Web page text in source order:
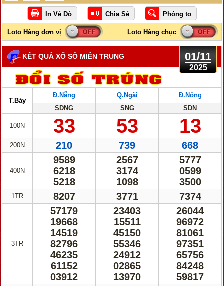
KẾT QUẢ XỔ SỐ MIỀN TRUNG 01/11
2025
T.Bảy
100N
200N
400N
1TR
3TR
Đ.Nẵng
SDNG
33
210
9589
6218
5218
8207
57179
19668
14519
82796
46235
61152
03912
Q.Ngãi
SNG
53
739
2567
3174
1098
3771
23403
15511
45150
55346
24912
02865
13970
Đ.Nông
SDN
13
668
5777
0599
3500
7374
26044
96972
81061
97351
65756
84248
59817